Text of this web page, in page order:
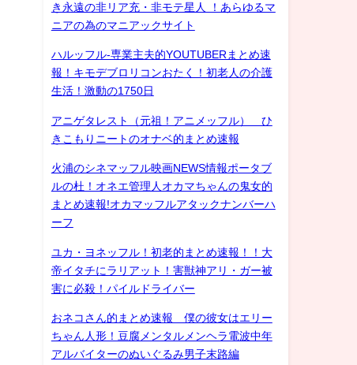
き永遠の非リア充・非モテ星人 ！あらゆるマ
ニアの為のマニアックサイト
ハルッフル-専業主夫的YOUTUBERまとめ速
報！キモデブロリコンおたく！初老人の介護
生活！激動の1750日
アニゲタレスト（元祖！アニメッフル） ひ
きこもりニートのオナベ的まとめ速報
火浦のシネマッフル映画NEWS情報ポータブ
ルの杜！オネエ管理人オカマちゃんの鬼女的
まとめ速報!オカマッフルアタックナンバーハ
ーフ
ユカ・ヨネッフル！初老的まとめ速報！！大
帝イタチにラリアット！害獣神アリ・ガー被
害に必殺！パイルドライバー
おネコさん的まとめ速報 僕の彼女はエリー
ちゃん人形！豆腐メンタルメンヘラ電波中年
アルバイターのぬいぐるみ男子末路編